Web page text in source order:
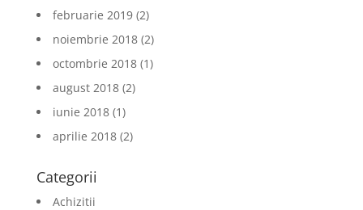
februarie 2019(2)
noiembrie 2018(2)
octombrie 2018(1)
august 2018(2)
iunie 2018(1)
aprilie 2018(2)
Categorii
Achizitii